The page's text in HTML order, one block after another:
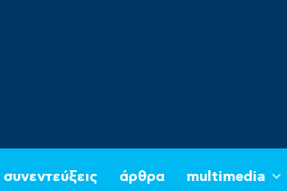
συνεντεύξεις άρθρα multimedia